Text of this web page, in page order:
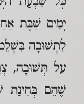
יָמִים שַׁבָּת
לִתְשׁוּבָה
עַל תְּשׁוּבָה,
שֶׁהֵם בְּחִינַת